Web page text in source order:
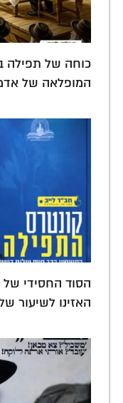
כוחה של תפילה
המופלאה של
הסוד החסידי
האזינו לשיעור